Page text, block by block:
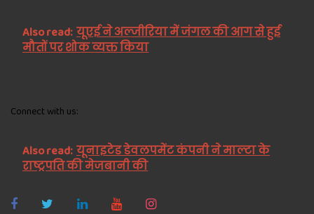
Also read: यूएई ने अल्जीरिया में जंगल की आग से हुई
मौतों पर शोक व्यक्त किया
Connect with us:
Also read: यूनाइटेड डेवलपमेंट कंपनी ने माल्टा के
राष्ट्रपति की मेजबानी की